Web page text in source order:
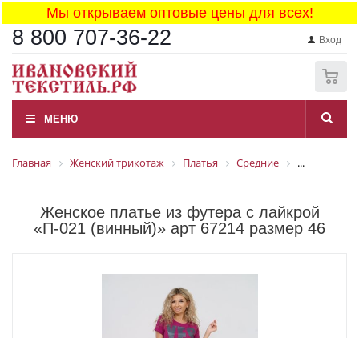
Мы открываем оптовые цены для всех!
8 800 707-36-22 Вход
МЕНЮ
Главная Женский трикотаж Платья Средние ...
Женское платье из футера с лайкрой
«П-021 (винный)» арт 67214 размер 46